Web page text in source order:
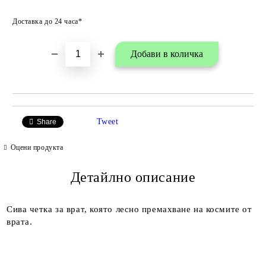
Доставка до 24 часа*
Share Tweet
Оцени продукта
Детайлно описание
Сива четка за врат, която лесно премахване на космите от
врата.